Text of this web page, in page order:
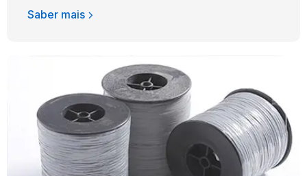
Saber mais